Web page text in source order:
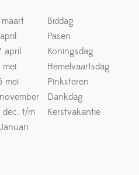
maart
Biddag
Pasen
april
Koningsdag
mei
Hemelvaartsdag
mei
Pinksteren
Dankdag
dec. t/m
Kerstvakantie